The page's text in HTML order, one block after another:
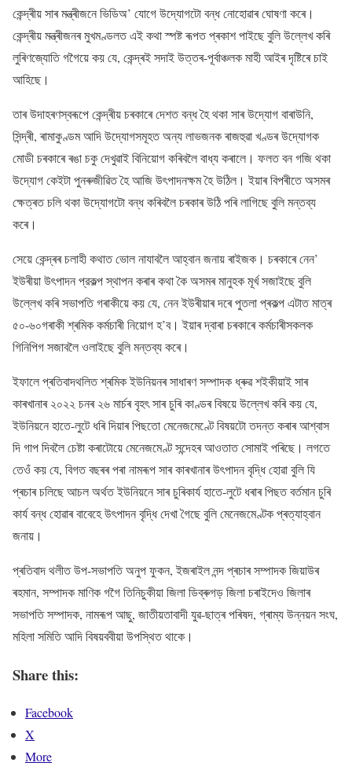
কেন্দ্ৰীয় সাৰ মন্ত্ৰীজনে ভিডিঅ’ যোগে উদ্যোগটো বন্ধ নোহোৱাৰ ঘোষণা কৰে।
কেন্দ্ৰীয় মন্ত্ৰীজনৰ মুখমণ্ডলত এই কথা স্পষ্ট ৰূপত প্ৰকাশ পাইছে বুলি উল্লেখ কৰি
লুৰিণজ্যোতি গগৈয়ে কয় যে, কেন্দ্ৰই সদাই উত্তৰ-পূৰ্বাঞ্চলক মাহী আইৰ দৃষ্টিৰে চাই
আহিছে।
তাৰ উদাহৰণস্বৰূপে কেন্দ্ৰীয় চৰকাৰে দেশত বন্ধ হৈ থকা সাৰ উদ্যোগ বাৰাউনি,
সিন্দ্ৰী, ৰামাকুণ্ডম আদি উদ্যোগসমূহত অন্য লাভজনক ৰাজহুৱা খণ্ডৰ উদ্যোগক
মোডী চৰকাৰে ৰঙা চকু দেখুৱাই বিনিয়োগ কৰিবলৈ বাধ্য কৰালে। ফলত বন গজি থকা
উদ্যোগ কেইটা পুনৰুজীৱিত হৈ আজি উৎপাদনক্ষম হৈ উঠিল। ইয়াৰ বিপৰীতে অসমৰ
ক্ষেত্ৰত চলি থকা উদ্যোগটো বন্ধ কৰিবলৈ চৰকাৰ উঠি পৰি লাগিছে বুলি মন্তব্য
কৰে।
সেয়ে কেন্দ্ৰৰ চলাহী কথাত ভোল নাযাবলৈ আহ্বান জনায় ৰাইজক। চৰকাৰে নেন’
ইউৰীয়া উৎপাদন প্রকল্প স্থাপন কৰাৰ কথা কৈ অসমৰ মানুহক মূৰ্খ সজাইছে বুলি
উল্লেখ কৰি সভাপতি গৰাকীয়ে কয় যে, নেন ইউৰীয়াৰ দৰে পুতলা প্ৰকল্প এটাত মাত্ৰ
৫০-৬০গৰাকী শ্ৰমিক কৰ্মচাৰী নিয়োগ হ’ব। ইয়াৰ দ্বাৰা চৰকাৰে কৰ্মচাৰীসকলক
গিনিপিগ সজাবলৈ ওলাইছে বুলি মন্তব্য কৰে।
ইফালে প্ৰতিবাদথলিত শ্ৰমিক ইউনিয়নৰ সাধাৰণ সম্পাদক ধ্ৰুৱ শইকীয়াই সাৰ
কাৰখানাৰ ২০২২ চনৰ ২৬ মাৰ্চৰ বৃহৎ সাৰ চুৰি কাণ্ডৰ বিষয়ে উল্লেখ কৰি কয় যে,
ইউনিয়নে হাতে-লুটে ধৰি দিয়াৰ পিছতো মেনেজমেণ্টে বিষয়টো তদন্ত কৰাৰ আশ্বাস
দি গাপ দিবলৈ চেষ্টা কৰাটোয়ে মেনেজমেণ্ট সন্দেহৰ আওতাত সোমাই পৰিছে। লগতে
তেওঁ কয় যে, বিগত বছৰৰ পৰা নামৰূপ সাৰ কাৰখানাৰ উৎপাদন বৃদ্ধি হোৱা বুলি যি
প্ৰচাৰ চলিছে আচল অৰ্থত ইউনিয়নে সাৰ চুৰিকাৰ্য হাতে-লুটে ধৰাৰ পিছত বৰ্তমান চুৰি
কাৰ্য বন্ধ হোৱাৰ বাবেহে উৎপাদন বৃদ্ধি দেখা গৈছে বুলি মেনেজমেণ্টক প্ৰত্যাহ্বান
জনায়।
প্ৰতিবাদ থলীত উপ-সভাপতি অনুপ ফুকন, ইজৰাইল নন্দ প্ৰচাৰ সম্পাদক জিয়াউৰ
ৰহমান, সম্পাদক মাণিক গগৈ তিনিচুকীয়া জিলা ডিব্ৰুগড় জিলা চৰাইদেও জিলাৰ
সভাপতি সম্পাদক, নামৰূপ আছু, জাতীয়তাবাদী যুৱ-ছাত্ৰ পৰিষদ, গ্ৰাম্য উন্নয়ন সংঘ,
মহিলা সমিতি আদি বিষয়ববীয়া উপস্থিত থাকে।
Share this:
Facebook
X
More